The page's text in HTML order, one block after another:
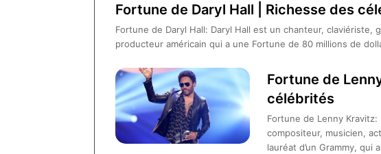
Fortune de Daryl Hall | Richesse des
Fortune de Daryl Hall: Daryl Hall est un chanteur, claviériste,
producteur américain qui a une Fortune de 80 millions de
Fortune de
célébrités
Fortune de Lenny
compositeur, musicien,
lauréat d’un Grammy, qui